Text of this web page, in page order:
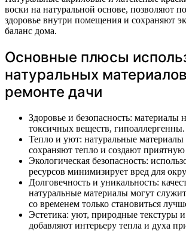
воски на натуральной основе, позволяют
здоровье внутри помещения и сохраняют
баланс дома.
Основные плюсы
натуральных
ремонте дачи
Здоровье и безопасность: материалы
токсичных веществ, гипоаллергенны.
Тепло и уют: натуральные материалы
сохраняют тепло и создают приятную
Экологическая безопасность:
ресурсов минимизирует вред для
Долговечность и уникальность:
натуральные материалы могут
со временем только становиться
Эстетика: уют, природные текстуры
добавляют интерьеру тепла и духа